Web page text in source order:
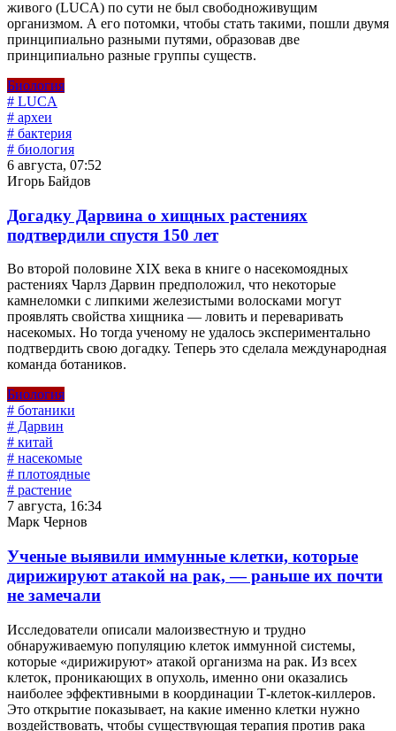
живого (LUCA) по сути не был свободноживущим
организмом. А его потомки, чтобы стать такими, пошли двумя
принципиально разными путями, образовав две
принципиально разные группы существ.
Биология
# LUCA
# археи
# бактерия
# биология
6 августа, 07:52
Игорь Байдов
Догадку Дарвина о хищных растениях
подтвердили спустя 150 лет
Во второй половине XIX века в книге о насекомоядных
растениях Чарлз Дарвин предположил, что некоторые
камнеломки с липкими железистыми волосками могут
проявлять свойства хищника — ловить и переваривать
насекомых. Но тогда ученому не удалось экспериментально
подтвердить свою догадку. Теперь это сделала международная
команда ботаников.
Биология
# ботаники
# Дарвин
# китай
# насекомые
# плотоядные
# растение
7 августа, 16:34
Марк Чернов
Ученые выявили иммунные клетки, которые
дирижируют атакой на рак, — раньше их почти
не замечали
Исследователи описали малоизвестную и трудно
обнаруживаемую популяцию клеток иммунной системы,
которые «дирижируют» атакой организма на рак. Из всех
клеток, проникающих в опухоль, именно они оказались
наиболее эффективными в координации Т-клеток-киллеров.
Это открытие показывает, на какие именно клетки нужно
воздействовать, чтобы существующая терапия против рака